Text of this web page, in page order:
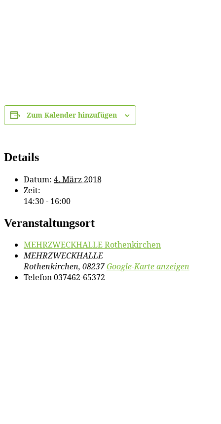
Zum Kalender hinzufügen
Details
Datum: 4. März 2018
Zeit:
14:30 - 16:00
Veranstaltungsort
MEHRZWECKHALLE Ro­then­kir­chen
MEHRZWECKHALLE
Rothenkirchen, 08237Google-Karte anzeigen
Telefon037462-65372